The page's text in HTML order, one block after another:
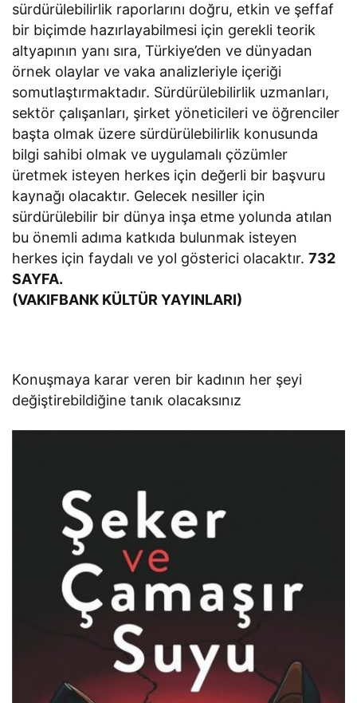
sürdürülebilirlik raporlarını doğru, etkin ve şeffaf
bir biçimde hazırlayabilmesi için gerekli teorik
altyapının yanı sıra, Türkiye’den ve dünyadan
örnek olaylar ve vaka analizleriyle içeriği
somutlaştırmaktadır. Sürdürülebilirlik uzmanları,
sektör çalışanları, şirket yöneticileri ve öğrenciler
başta olmak üzere sürdürülebilirlik konusunda
bilgi sahibi olmak ve uygulamalı çözümler
üretmek isteyen herkes için değerli bir başvuru
kaynağı olacaktır. Gelecek nesiller için
sürdürülebilir bir dünya inşa etme yolunda atılan
bu önemli adıma katkıda bulunmak isteyen
herkes için faydalı ve yol gösterici olacaktır.732
SAYFA.
(VAKIFBANK KÜLTÜR YAYINLARI)
Konuşmaya karar veren bir kadının her şeyi
değiştirebildiğine tanık olacaksınız